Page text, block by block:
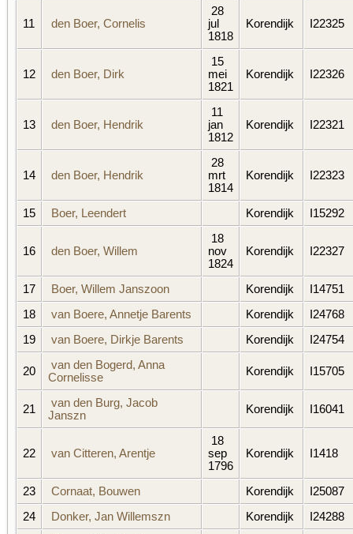
11 den Boer, Cornelis
28
jul
1818
Korendijk I22325
12 den Boer, Dirk
15
mei
1821
Korendijk I22326
13 den Boer, Hendrik
11
jan
1812
Korendijk I22321
14 den Boer, Hendrik
28
mrt
1814
Korendijk I22323
15 Boer, Leendert Korendijk I15292
16 den Boer, Willem
18
nov
1824
Korendijk I22327
17 Boer, Willem Janszoon Korendijk
I14751
18
van Boere, Annetje Barents Korendijk
I24768
19
van Boere, Dirkje Barents Korendijk I24754
20
van den Bogerd, Anna
Cornelisse
Korendijk I15705
21
van den Burg, Jacob
Janszn
Korendijk I16041
22 van Citteren, Arentje
18
sep
1796
Korendijk I1418
23 Cornaat, Bouwen Korendijk
I25087
24
Donker, Jan Willemszn Korendijk I24288